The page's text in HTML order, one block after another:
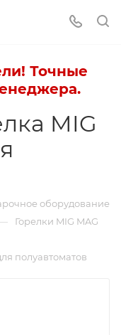
Точные
MIG
оборудование
Горелки MIG MAG
полуавтоматов